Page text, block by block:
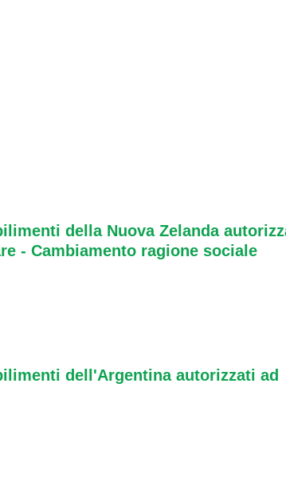
della Nuova Zelanda
- Cambiamento ragione sociale
dell'Argentina autorizzati ad